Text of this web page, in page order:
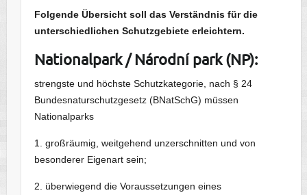
Folgende Übersicht soll das Verständnis für die
unterschiedlichen Schutzgebiete erleichtern.
Nationalpark/Národní park (NP):
strengste und höchste Schutzkategorie, nach § 24
Bundesnaturschutzgesetz (BNatSchG) müssen
Nationalparks
1. großräumig, weitgehend unzerschnitten und von
besonderer Eigenart sein;
2. überwiegend die Voraussetzungen eines